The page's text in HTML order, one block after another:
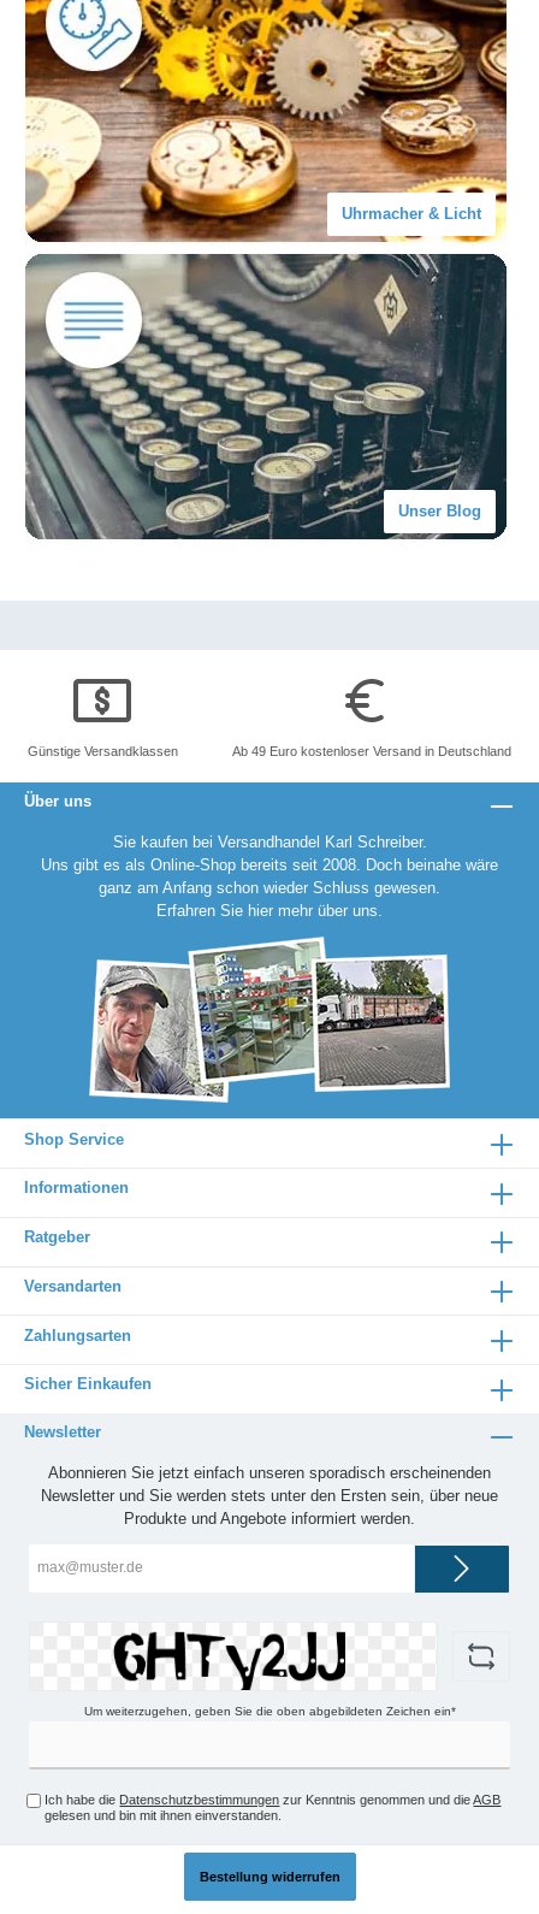
Uhrmacher & Licht
Unser Blog
Günstige Versandklassen Ab 49 Euro kostenloser Versand in Deutschland
Über uns
Sie kaufen bei Versandhandel Karl Schreiber.
Uns gibt es als Online-Shop bereits seit 2008. Doch beinahe wäre
ganz am Anfang schon wieder Schluss gewesen.
Erfahren Sie hier mehr über uns.
Shop Service
Informationen
Ratgeber
Versandarten
Zahlungsarten
Sicher Einkaufen
Newsletter
Abonnieren Sie jetzt einfach unseren sporadisch erscheinenden
Newsletter und Sie werden stets unter den Ersten sein, über neue
Produkte und Angebote informiert werden.
Um weiterzugehen, geben Sie die oben abgebildeten Zeichen ein*
Ich habe die Datenschutzbestimmungen zur Kenntnis genommen und dieAGB
gelesen und bin mit ihnen einverstanden.
Bestellung widerrufen